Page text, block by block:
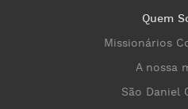
Quem
Missionários
A nossa
São Daniel